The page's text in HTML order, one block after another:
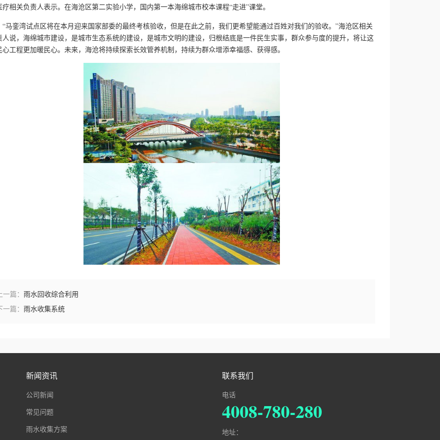
疗相关负责人表示。在海沧区第二实验小学，国内第一本海绵城市校本课程“走进”课堂。
銮湾试点区将在本月迎来国家部委的最终考核验收，但是在此之前，我们更希望能通过百姓对我们的验收。”海沧区相关
人说，海绵城市建设，是城市生态系统的建设，是城市文明的建设，归根结底是一件民生实事，群众参与度的提升，将让这
心工程更加暖民心。未来，海沧将持续探索长效管养机制，持续为群众增添幸福感、获得感。
一篇： 雨水回收综合利用
一篇： 雨水收集系统
新闻资讯
公司新闻
常见问题
雨水收集方案
联系我们
电话
4008-780-280
地址：